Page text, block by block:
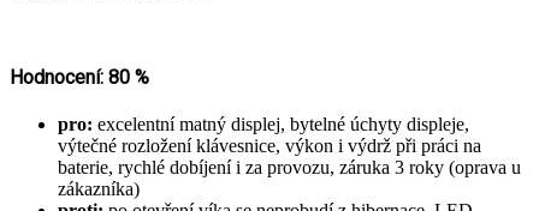
Hodnocení: 80 %
pro: excelentní matný displej, bytelné úchyty displeje,
výtečné rozložení klávesnice, výkon i výdrž při práci na
baterie, rychlé dobíjení i za provozu, záruka 3 roky (oprava u
zákazníka)